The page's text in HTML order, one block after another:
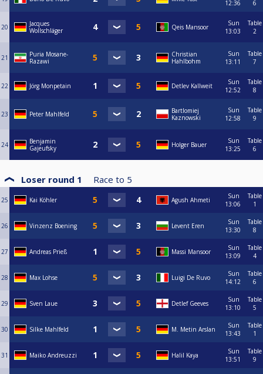
12:36 6
20
Jacques
Wollschläger
Qeis Mansoor
Sun
13:03
Table
2
21
Puria Mosane-
Razawi
Christian
Hahlbohm
Sun
13:11
Table
7
22 Jörg Monpetain Detlev Kallweit
Sun
12:52
Table
8
23 Peter Mahlfeld
Bartlomiej
Kaznowski
Sun
12:58
Table
9
24
Benjamin
Gajeufsky
Holger Bauer
Sun
13:25
Table
6
Loser round 1 Race to 5
25 Kai Köhler Agush Ahmeti
Sun
13:06
Table
1
26 Vinzenz Boening Levent Eren
Sun
13:30
Table
8
27 Andreas Prieß Massi Mansoor
Sun
13:09
Table
4
28 Max Lohse Luigi De Ruvo
Sun
14:12
Table
6
29 Sven Laue Detlef Geeves
Sun
13:10
Table
5
30 Silke Mahlfeld M. Metin Arslan
Sun
13:43
Table
1
31 Maiko Andreuzzi Halil Kaya
Sun
13:51
Table
9